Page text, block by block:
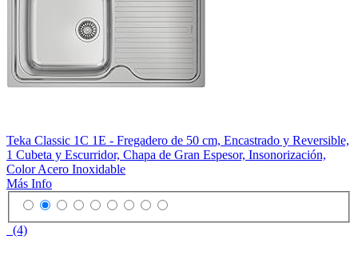
Teka Classic 1C 1E - Fregadero de 50 cm, Encastrado y Reversible,
1 Cubeta y Escurridor, Chapa de Gran Espesor, Insonorización,
Color Acero Inoxidable
Más Info
(4)